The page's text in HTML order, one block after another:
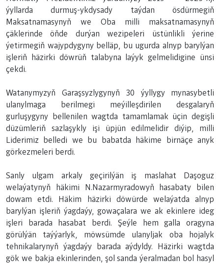
ýyllarda durmuş-ykdysady taýdan ösdürmegiň
Maksatnamasynyň we Oba milli maksatnamasynyň
çäklerinde öňde durýan wezipeleri üstünlikli ýerine
ýetirmegiň wajypdygyny belläp, bu ugurda alnyp barylýan
işleriň häzirki döwrüň talabyna laýyk gelmelidigine ünsi
çekdi.
Watanymyzyň Garaşsyzlygynyň 30 ýyllygy mynasybetli
ulanylmaga berilmegi meýilleşdirilen desgalaryň
gurluşygyny bellenilen wagtda tamamlamak üçin degişli
düzümleriň sazlaşykly işi üpjün edilmelidir diýip, milli
Liderimiz belledi we bu babatda häkime birnäçe anyk
görkezmeleri berdi.
Sanly ulgam arkaly geçirilýän iş maslahat Daşoguz
welaýatynyň häkimi N.Nazarmyradowyň hasabaty bilen
dowam etdi. Häkim häzirki döwürde welaýatda alnyp
barylýan işleriň ýagdaýy, gowaçalara we ak ekinlere ideg
işleri barada hasabat berdi. Şeýle hem galla oragyna
görülýän taýýarlyk, möwsümde ulanyljak oba hojalyk
tehnikalarynyň ýagdaýy barada aýdyldy. Häzirki wagtda
gök we bakja ekinlerinden, şol sanda ýeralmadan bol hasyl